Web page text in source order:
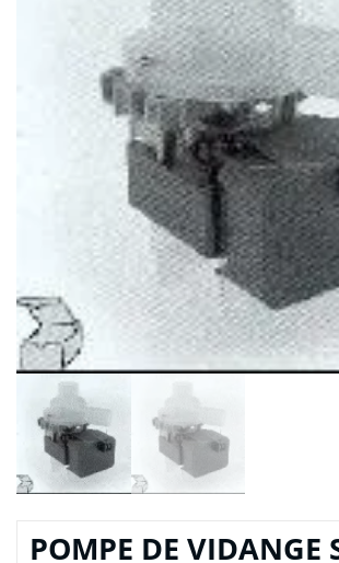
POMPE DE VIDANGE